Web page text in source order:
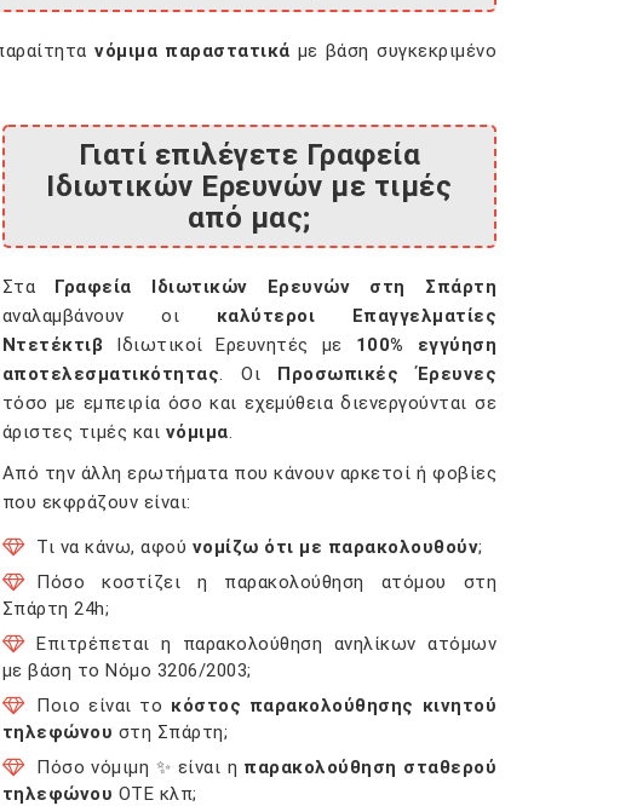
νόμιμα παραστατικά με βάση συγκεκριμένο
Γιατί επιλέγετε Γραφεία
Ιδιωτικών Ερευνών με τιμές
από μας;
Στα Γραφεία Ιδιωτικών Ερευνών στη Σπάρτη
αναλαμβάνουν οι καλύτεροι Επαγγελματίες
Ντετέκτιβ Ιδιωτικοί Ερευνητές με 100% εγγύηση
αποτελεσματικότητας. Οι Προσωπικές Έρευνες
τόσο με εμπειρία όσο και εχεμύθεια διενεργούνται σε
άριστες τιμές και νόμιμα.
Από την άλλη ερωτήματα που κάνουν αρκετοί ή φοβίες
που εκφράζουν είναι:
Τι να κάνω, αφού νομίζω ότι με παρακολουθούν;
Πόσο κοστίζει η παρακολούθηση ατόμου στη
Σπάρτη 24h;
Επιτρέπεται η παρακολούθηση ανηλίκων ατόμων
με βάση το Νόμο 3206/2003;
Ποιο είναι το κόστος παρακολούθησης κινητού
τηλεφώνου στη Σπάρτη;
Πόσο νόμιμη ✨ είναι η παρακολούθηση σταθερού
τηλεφώνου ΟΤΕ κλπ;